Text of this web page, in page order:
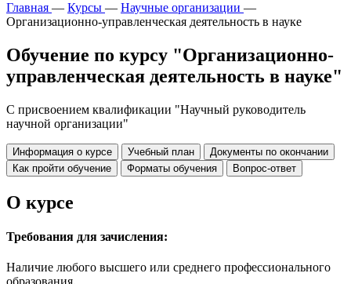
Главная — Курсы — Научные организации —
Организационно-управленческая деятельность в науке
Обучение по курсу "Организационно-
управленческая деятельность в науке"
С присвоением квалификации "Научный руководитель
научной организации"
Информация о курсе Учебный план
Документы по окончании
Как пройти обучение
Форматы обучения Вопрос-ответ
О курсе
Требования для зачисления:
Наличие любого высшего или среднего профессионального